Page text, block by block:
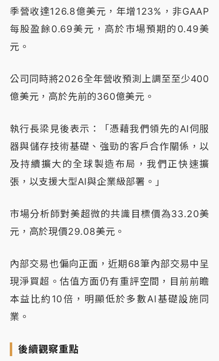
季營收達126.8億美元，年增123%，非GAAP
每股盈餘0.69美元，高於市場預期的0.49美
元。
公司同時將2026全年營收預測上調至至少400
億美元，高於先前的360億美元。
執行長梁見後表示：「憑藉我們領先的AI伺服
器與儲存技術基礎、強勁的客戶合作關係，以
及持續擴大的全球製造布局，我們正快速擴
張，以支援大型AI與企業級部署。」
市場分析師對美超微的共識目標價為33.20美
元，高於現價29.08美元。
內部交易也偏向正面，近期68筆內部交易中呈
現淨買超。估值方面仍有重評空間，目前前瞻
本益比約10倍，明顯低於多數AI基礎設施同
業。
後續觀察重點